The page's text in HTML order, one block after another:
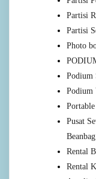
Partisi
Partisi
Photo
Podium
Podium
Pusat
Rental
Rental